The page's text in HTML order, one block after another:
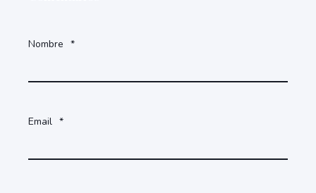
Nombre *
Email *